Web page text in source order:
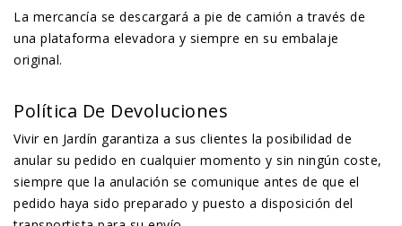
La mercancía se descargará a pie de camión a través de
una plataforma elevadora y siempre en su embalaje
original.
Política De Devoluciones
Vivir en Jardín garantiza a sus clientes la posibilidad de
anular su pedido en cualquier momento y sin ningún coste,
siempre que la anulación se comunique antes de que el
pedido haya sido preparado y puesto a disposición del